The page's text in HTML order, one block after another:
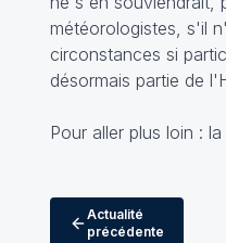
météorologistes, s'il
circonstances si
désormais partie de
Pour aller plus loin : la
Actualité
précédente